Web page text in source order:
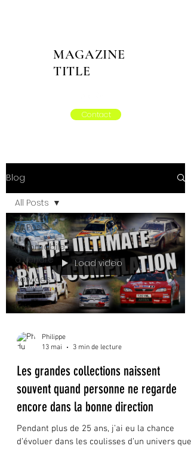
MAGAZINE
TITLE
Contact
Blog
All Posts
Automobile
à vendre
Services
All Posts
Load video
Philippe
13 mai
3 min de lecture
Les grandes collections naissent
souvent quand personne ne regarde
encore dans la bonne direction
Pendant plus de 25 ans, j’ai eu la chance
d’évoluer dans les coulisses d’un univers que